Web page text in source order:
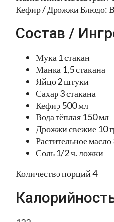
Кефир / Дрожжи Блюдо:
Состав /
Мука 1 стакан
Манка 1,5 стакана
Яйцо 2 штуки
Сахар 3 стакана
Кефир 500 мл
Вода тёплая 150 мл
Дрожжи свежие 10
Растительное масло
Соль 1/2 ч. ложки
Количество порций 4